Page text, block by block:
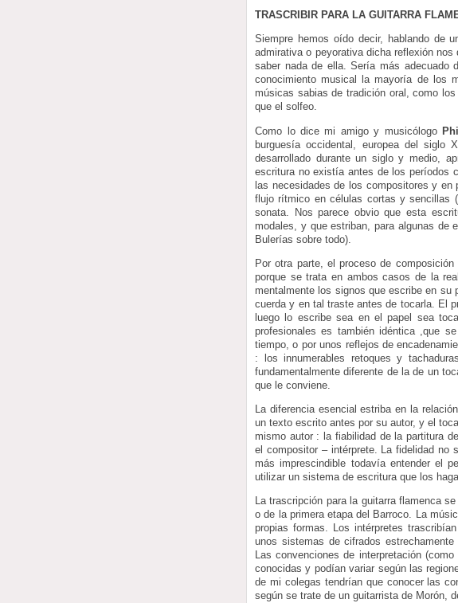
TRASCRIBIR PARA LA GUITARRA
Siempre hemos oído decir, hablando de
admirativa o peyorativa dicha reflexión
saber nada de ella. Sería más adecuado
conocimiento musical la mayoría de los
músicas sabias de tradición oral, como
que el solfeo.
Como lo dice mi amigo y musicólogo
burguesía occidental, europea del
desarrollado durante un siglo y medio,
escritura no existía antes de los períodos
las necesidades de los compositores y
flujo rítmico en células cortas y sencillas
sonata. Nos parece obvio que esta
modales, y que estriban, para algunas de
Bulerías sobre todo).
Por otra parte, el proceso de
porque se trata en ambos casos de la
mentalmente los signos que escribe en su
cuerda y en tal traste antes de tocarla. El
luego lo escribe sea en el papel sea
profesionales es también idéntica ,que
tiempo, o por unos reflejos de
: los innumerables retoques y
fundamentalmente diferente de la de un
que le conviene.
La diferencia esencial estriba en la
un texto escrito antes por su autor, y el
mismo autor : la fiabilidad de la partitura
el compositor – intérprete. La fidelidad no
más imprescindible todavía entender el
utilizar un sistema de escritura que los
La trascripción para la guitarra flamenca
o de la primera etapa del Barroco. La
propias formas. Los intérpretes
unos sistemas de cifrados
Las convenciones de interpretación
conocidas y podían variar según las
de mi colegas tendrían que conocer las
según se trate de un guitarrista de Morón,